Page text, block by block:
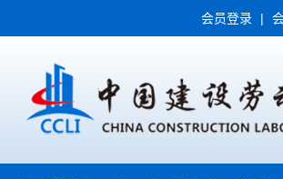
会员登录 |